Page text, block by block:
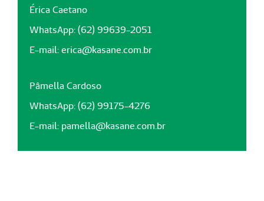
Érica Caetano
WhatsApp: (62) 99639-2051
E-mail:erica@kasane.com.br
Pâmella Cardoso
WhatsApp: (62) 99175-4276
E-mail: pamella@kasane.com.br